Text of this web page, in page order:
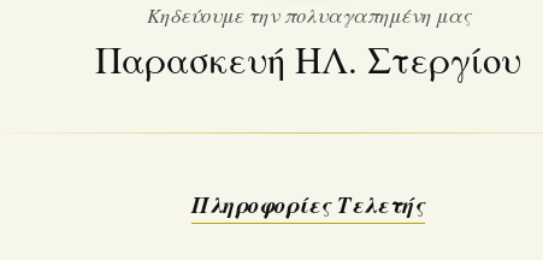
Κηδεύουμε την πολυαγαπημένη μας
Παρασκευή ΗΛ. Στεργίου
Πληροφορίες Τελετής